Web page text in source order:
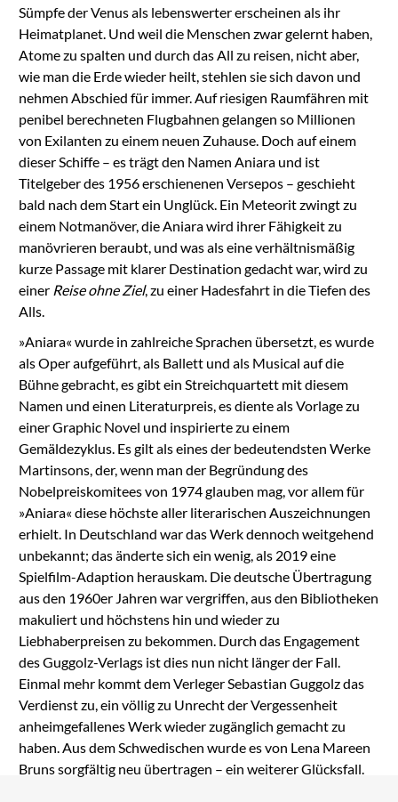
Sümpfe der Venus als lebenswerter erscheinen als ihr
Heimatplanet. Und weil die Menschen zwar gelernt haben,
Atome zu spalten und durch das All zu reisen, nicht aber,
wie man die Erde wieder heilt, stehlen sie sich davon und
nehmen Abschied für immer. Auf riesigen Raumfähren mit
penibel berechneten Flugbahnen gelangen so Millionen
von Exilanten zu einem neuen Zuhause. Doch auf einem
dieser Schiffe – es trägt den Namen Aniara und ist
Titelgeber des 1956 erschienenen Versepos – geschieht
bald nach dem Start ein Unglück. Ein Meteorit zwingt zu
einem Notmanöver, die Aniara wird ihrer Fähigkeit zu
manövrieren beraubt, und was als eine verhältnismäßig
kurze Passage mit klarer Destination gedacht war, wird zu
einer Reise ohne Ziel, zu einer Hadesfahrt in die Tiefen des
Alls.
»Aniara« wurde in zahlreiche Sprachen übersetzt, es wurde
als Oper aufgeführt, als Ballett und als Musical auf die
Bühne gebracht, es gibt ein Streichquartett mit diesem
Namen und einen Literaturpreis, es diente als Vorlage zu
einer Graphic Novel und inspirierte zu einem
Gemäldezyklus. Es gilt als eines der bedeutendsten Werke
Martinsons, der, wenn man der Begründung des
Nobelpreiskomitees von 1974 glauben mag, vor allem für
»Aniara« diese höchste aller literarischen Auszeichnungen
erhielt. In Deutschland war das Werk dennoch weitgehend
unbekannt; das änderte sich ein wenig, als 2019 eine
Spielfilm-Adaption herauskam. Die deutsche Übertragung
aus den 1960er Jahren war vergriffen, aus den Bibliotheken
makuliert und höchstens hin und wieder zu
Liebhaberpreisen zu bekommen. Durch das Engagement
des Guggolz-Verlags ist dies nun nicht länger der Fall.
Einmal mehr kommt dem Verleger Sebastian Guggolz das
Verdienst zu, ein völlig zu Unrecht der Vergessenheit
anheimgefallenes Werk wieder zugänglich gemacht zu
haben. Aus dem Schwedischen wurde es von Lena Mareen
Bruns sorgfältig neu übertragen – ein weiterer Glücksfall.